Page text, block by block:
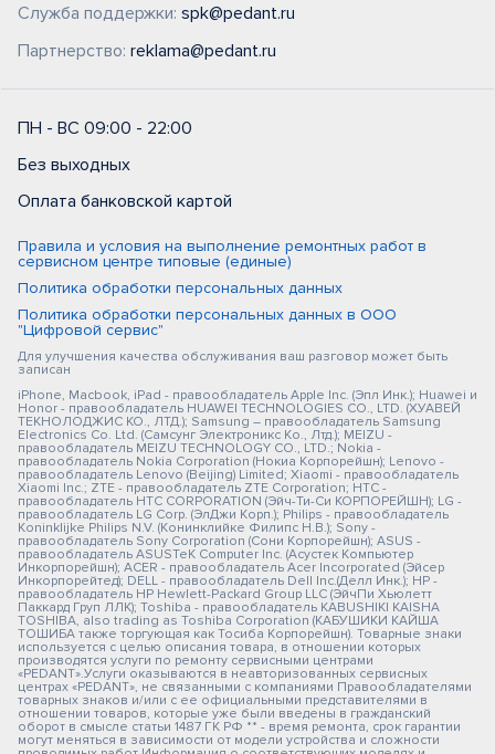
Служба поддержки: spk@pedant.ru
Партнерство: reklama@pedant.ru
ПН - ВС 09:00 - 22:00
Без выходных
Оплата банковской картой
Правила и условия на выполнение ремонтных работ в
сервисном центре типовые (единые)
Политика обработки персональных данных
Политика обработки персональных данных в ООО
"Цифровой сервис"
Для улучшения качества обслуживания ваш разговор может быть
записан
iPhone, Macbook, iPad - правообладатель Apple Inc. (Эпл Инк.); Huawei и
Honor - правообладатель HUAWEI TECHNOLOGIES CO., LTD. (ХУАВЕЙ
ТЕКНОЛОДЖИС КО., ЛТД.); Samsung – правообладатель Samsung
Electronics Co. Ltd. (Самсунг Электроникс Ко., Лтд.); MEIZU -
правообладатель MEIZU TECHNOLOGY CO., LTD.; Nokia -
правообладатель Nokia Corporation (Нокиа Корпорейшн); Lenovo -
правообладатель Lenovo (Beijing) Limited; Xiaomi - правообладатель
Xiaomi Inc.; ZTE - правообладатель ZTE Corporation; HTC -
правообладатель HTC CORPORATION (Эйч-Ти-Си КОРПОРЕЙШН); LG -
правообладатель LG Corp. (ЭлДжи Корп.); Philips - правообладатель
Koninklijke Philips N.V. (Конинклийке Филипс Н.В.); Sony -
правообладатель Sony Corporation (Сони Корпорейшн); ASUS -
правообладатель ASUSTeK Computer Inc. (Асустек Компьютер
Инкорпорейшн); ACER - правообладатель Acer Incorporated (Эйсер
Инкорпорейтед); DELL - правообладатель Dell Inc.(Делл Инк.); HP -
правообладатель HP Hewlett-Packard Group LLC (ЭйчПи Хьюлетт
Паккард Груп ЛЛК); Toshiba - правообладатель KABUSHIKI KAISHA
TOSHIBA, also trading as Toshiba Corporation (КАБУШИКИ КАЙША
ТОШИБА также торгующая как Тосиба Корпорейшн). Товарные знаки
используется с целью описания товара, в отношении которых
производятся услуги по ремонту сервисными центрами
«PEDANT».Услуги оказываются в неавторизованных сервисных
центрах «PEDANT», не связанными с компаниями Правообладателями
товарных знаков и/или с ее официальными представителями в
отношении товаров, которые уже были введены в гражданский
оборот в смысле статьи 1487 ГК РФ ** - время ремонта, срок гарантии
могут меняться в зависимости от модели устройства и сложности